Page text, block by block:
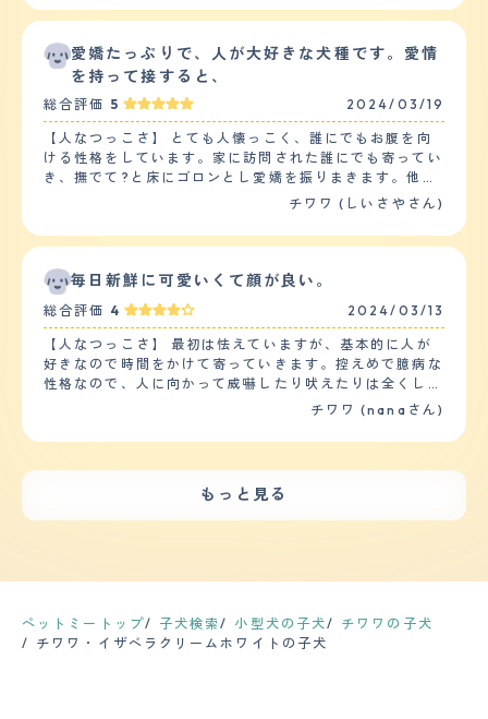
こしてもらえるまで続きます。 ただ、総合的に見たら落
ち着いている方だと思います。 【しつけやすさ】 まず、
トイレについてですが、ほぼしつけはいりませんでした。
しっかりとトイレシートで用を足してくれるので助かって
います。 ご飯を食べすぎたり庭で草を食べた後に、時々
吐き戻しがあるのですが、それもトイレシートの上でして
くれます。 散歩ですが我が家のチワワは散歩が嫌いで、
リードを付けて外に出ると一歩も動きません。 なので、
他の子たちの散歩時にリュックに入って外に出ます。 今
は自宅の庭をドッグランに作り直したので、天気の良い日
【お手入れ】 ロングなのでそれなりの毛の長さはありま
リミングに連れて行ったことはありません。 爪と肉球の
毛のカットはわたしがしています。 抜け毛についてです
が、これはかなり抜けています。 クッションなどはこま
めに゛コロコロ゛をかけないといけません。 今まで病気
をしたことも、疾患があると言われたこともありません。
とても健康です。 ただ、身体が小さいせいか、胸肉など
を多めに与えてしまうと便がゆるくなることがあるので、
しか本気で鳴かないので、「五月蝿いなぁ」と感じる時は
りすぎて、ホームセンターのペットコーナーを見て回るこ
とが多くなりました。 そんなある日、預りをしたチワワ
ってくれたりと、家族のムードメーカーでもあり、空気を
うで、嫌がることなどはせず、初めましてのお友達やお客
様でも、時間が経つと警戒心が和らぐのか、いつの間にか
マスコットのような立ち位置になっている。 【落ち着
き】 普段から顔見知りの人の前では、あまり興奮したり
取り乱すこともなく、穏やかとまではいかないものの、比
較的落ち着いていると思う。2歳頃までは、ヤンチャ過ぎ
るあまり困り果てることもあったが、3歳以降はかなり落
ち着いてくるというか、大興奮はしなくなってきた。
【しつけやすさ】 迎え入れてから5日程は慣れるために自
しつけをしていった。繰り返し短い言葉で命令し、上手く
できれば褒めるを繰り返すことで、割りと身につくのは早
かった気がする。散歩は、だいたい1.5kmくらい、20分
程度行うことが多い。できる日は少なめに2回行く感じ。
【お手入れ】 基本的には、毎日スリッカーブラシでのブ
ラッシングを行い、コームを使って毛玉がないかも確認し
ている。だいたい2日に1回くらいは、蒸しタオルで拭くよ
うにも。シャンプーは月に3~4回ほど、サロンでお願いし
ている。スムースではあるものの、抜け毛は意外と多く、
掃除機は毎日かけた上で、ラグなどのファブリック類には
まめにコロコロをかけるようにしている。カットは3ヶ月
ている。検診は年に1回、同じ時期に予約を入れている
が、今のところ問題はない。 【鳴き声】 外出先から戻っ
が多い。甘えたいときは不安なことがあるときには、クゥ
場合などは、警戒心から激しくキャンキャン鳴く。 【総
評】 成犬になってもあまりサイズが変わらず、ずっと小
愛嬌たっぷりで、人が大好きな犬種です。愛情
を持って接すると、
総合評価 5 2024/03/19
【人なつっこさ】 とても人懐っこく、誰にでもお腹を向
ける性格をしています。家に訪問された誰にでも寄ってい
き、撫でて?と床にゴロンとし愛嬌を振りまきます。他の
ペットとは接するのがあまり得意ではないようで、ドッグ
ランに連れていっても地面をクンクン嗅ぐばかりで、交流
しようとはしません。しかし他の飼い主さんには誰にでも
は、きちんと相手を見分けて接していて、毛を引っ張られ
たり、追いかけてくる小さい子にはお腹を見せません。
【落ち着き】 愛犬は10歳と言う事もあり、普段落ち着い
ている事が多いです。興奮する場面は、おやつを貰える時
や来客があった時、外を散歩する犬を見かけた時です。特
におやつを貰えると分かったら時は、クルクル回ってお座
りして、を繰り返してヨダレを垂らします。 【しつけや
すさ】 チワワは他の犬種に比べて、しつけしやすい犬種
る際に「待て」「よし」など比較的簡単なものを行ってい
ます。散歩については、週2.3回で数十分ほど歩くように
す。皮脂が多くなりベタついてきた段階でシャンプーして
います。おしりと足の裏の毛は伸びるので、シャンプーの
チワワ (しいさやさん)
毎日新鮮に可愛いくて顔が良い。
総合評価 4 2024/03/13
【人なつっこさ】 最初は怯えていますが、基本的に人が
好きなので時間をかけて寄っていきます。控えめで臆病な
性格なので、人に向かって威嚇したり吠えたりは全くしま
せん。ただ懐くまでに少し時間はかかります。 犬に対し
ては大抵相手が焦れて吠えられるか、突撃されて怯えてあ
まり仲良くなれません…。子供に対しては、近寄りたいけ
れてしまうこともしばしばあります。 【落ち着き】 基本
的には落ち着いています。はしゃぐ時とのんびりする時を
です。初めての場所だったりすると固まってしまいます
まりしていなかったのですが、勝手に自分でトイレを覚え
呼び戻しとお座りを覚えました。賢くて言葉もしっかり聞
チワワ (nanaさん)
もっと見る
ペットミートップ 子犬検索 小型犬の子犬
チワワの子犬
チワワ・イザベラクリームホワイトの子犬